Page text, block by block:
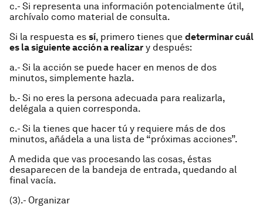
c.- Si representa una información potencialmente útil,
archívalo como material de consulta.
Si la respuesta es sí, primero tienes que determinar cuál
es la siguiente acción a realizar y después:
a.- Si la acción se puede hacer en menos de dos
minutos, simplemente hazla.
b.- Si no eres la persona adecuada para realizarla,
delégala a quien corresponda.
c.- Si la tienes que hacer tú y requiere más de dos
minutos, añádela a una lista de “próximas acciones”.
A medida que vas procesando las cosas, éstas
desaparecen de la bandeja de entrada, quedando al
final vacía.
(3).- Organizar